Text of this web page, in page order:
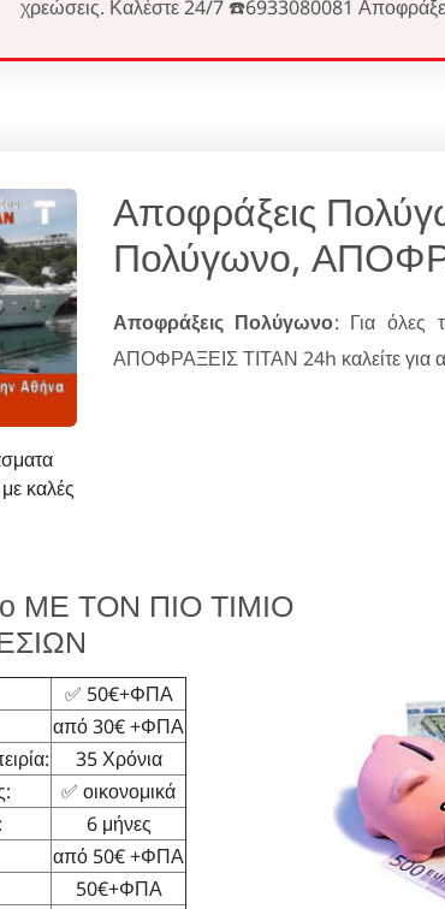
χρεώσεις. Καλέστε 24/7 ☎️6933080081
καλές
Αποφράξεις
Πολύγωνο,
Αποφράξεις Πολύγωνο: Για όλες
ΑΠΟΦΡΑΞΕΙΣ ΤΙΤΑΝ 24h καλείτε για
ΜΕ ΤΟΝ ΠΙΟ ΤΙΜΙΟ
✅ 50€+ΦΠΑ
από 30€ +ΦΠΑ
35 Χρόνια
✅ οικονομικά
6 μήνες
από 50€ +ΦΠΑ
50€+ΦΠΑ